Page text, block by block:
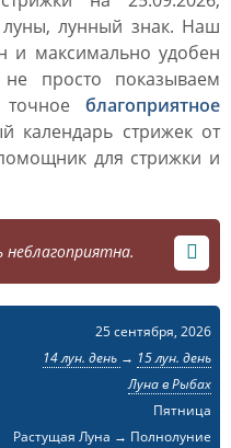
лунный знак. Наш
и максимально удобен
просто показываем
благоприятное
календарь стрижек от
для стрижки и
25 сентября, 2026
14 лун. день → 15 лун. день
Луна в Рыбах
Пятница
Растущая Луна → Полнолуние